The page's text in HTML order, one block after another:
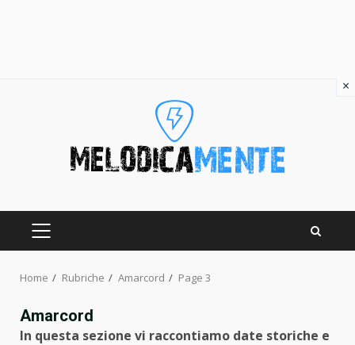
PRIMARY
Home Rubriche Amarcord Page 3
Amarcord
In questa sezione vi raccontiamo date storiche e
×